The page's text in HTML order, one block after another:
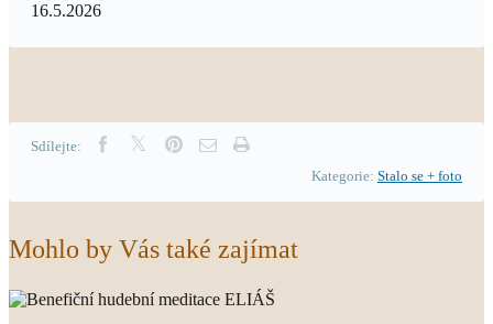
16.5.2026
Sdílejte:
Kategorie: Stalo se + foto
Mohlo by Vás také zajímat